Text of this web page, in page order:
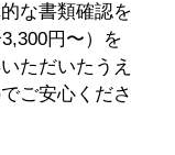
な書類確認を
円〜）を
ただいたうえ
ご安心くださ